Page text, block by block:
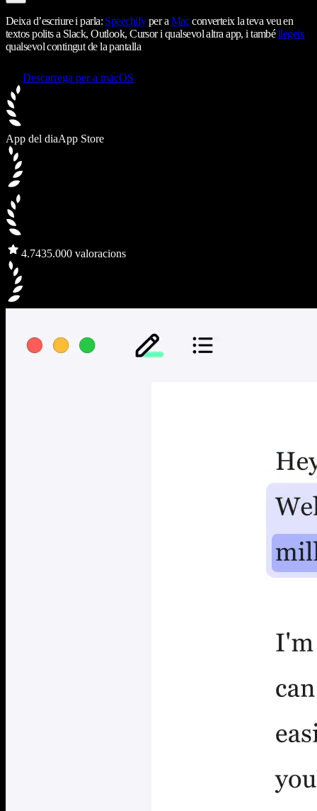
Deixa d’escriure i parla: Speechifyper a Macconverteix la teva veu en
textos polits a Slack, Outlook, Cursor i qualsevol altra app, i tambéllegeix
qualsevol contingut de la pantalla
Descarrega per a macOS
App del diaApp Store
4.7435.000 valoracions